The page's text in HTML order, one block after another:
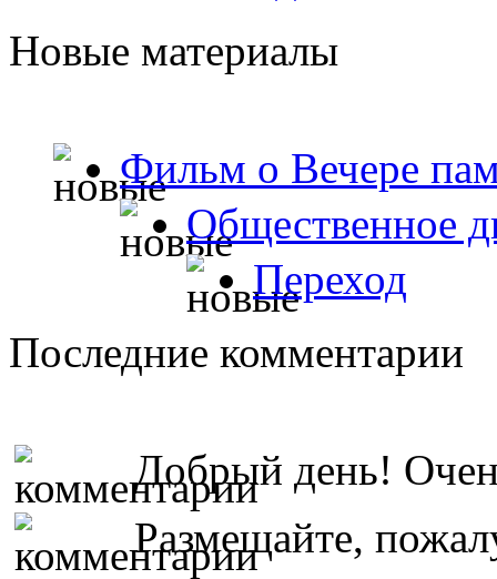
Новые материалы
Фильм о Вечере
Общественное
Переход
Последние комментарии
Добрый день!
Размещайте,